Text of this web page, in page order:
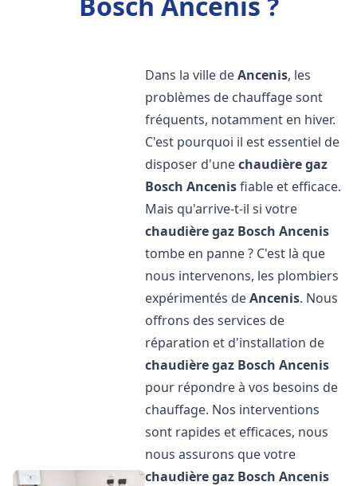
Dans la ville deAncenis, les
problèmes de chauffage sont
fréquents, notamment en hiver.
C'est pourquoi il est essentiel de
disposer d'unechaudière gaz
Bosch Ancenisfiable et efficace.
Mais qu'arrive-t-il si votre
chaudière gaz Bosch Ancenis
tombe en panne ? C'est là que
nous intervenons, les plombiers
expérimentés deAncenis. Nous
offrons des services de
réparation et d'installation de
chaudière gaz Bosch Ancenis
pour répondre à vos besoins de
chauffage. Nos interventions
sont rapides et efficaces, nous
nous assurons que votre
chaudière gaz Bosch Ancenis